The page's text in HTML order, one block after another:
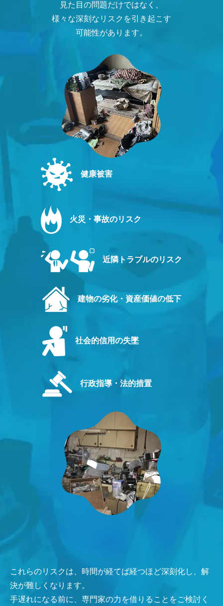
見た目の問題だけではなく、
様々な深刻なリスクを引き起こす
可能性があります。
健康被害
火災・事故のリスク
近隣トラブルのリスク
建物の劣化・資産価値の低下
社会的信用の失墜
行政指導・法的措置
これらのリスクは、時間が経てば経つほど深刻化し、解
決が難しくなります。
手遅れになる前に、専門家の力を借りることをご検討く